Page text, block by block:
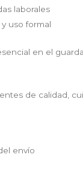
laborales
uso formal
en el
de calidad,
envío